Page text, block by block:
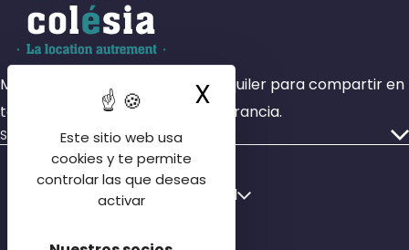
Este sitio web usa
cookies y te permite
controlar las que deseas
activar
X Ocultar la
Más de 4000 habitaciones en alquiler para compartir en
todas las zonas geográficas de Francia.
Servicios
Nuestros anuncios
Quiénes somos
Póngase en contacto con nosotros
Español
Français